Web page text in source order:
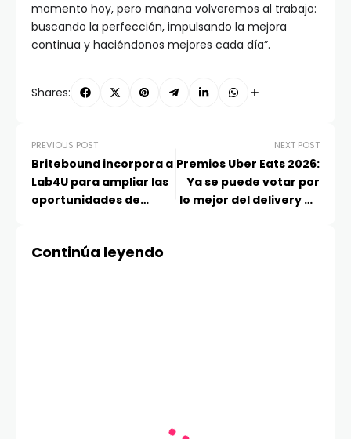
momento hoy, pero mañana volveremos al trabajo:
buscando la perfección, impulsando la mejora
continua y haciéndonos mejores cada día”.
Shares:
PREVIOUS POST
Britebound incorpora a
Lab4U para ampliar las
oportunidades de
aprendizaje STEM para
NEXT POST
Premios Uber Eats 2026:
Ya se puede votar por
lo mejor del delivery en
Continúa leyendo